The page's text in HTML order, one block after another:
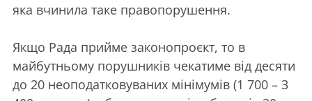
яка вчинила таке правопорушення.
Якщо Рада прийме законопроєкт, то в
майбутньому порушників чекатиме від десяти
до 20 неоподатковуваних мінімумів (1 700 – 3